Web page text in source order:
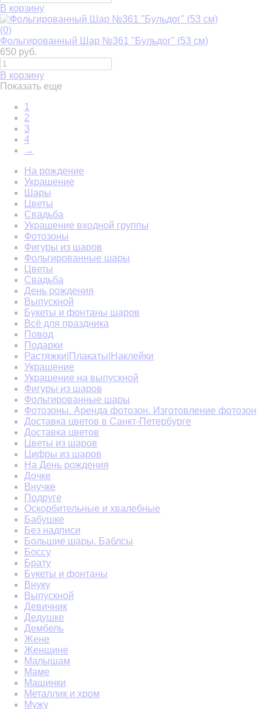
В корзину
(0)
Фольгированный Шар №361 "Бульдог" (53 см)
650 руб.
В корзину
Показать еще
1
2
3
4
→
На рождение
Украшение
Шары
Цветы
Свадьба
Украшение входной группы
Фотозоны
Фигуры из шаров
Фольгированные шары
Цветы
Свадьба
День рождения
Выпускной
Букеты и фонтаны шаров
Всё для праздника
Повод
Подарки
Растяжки|Плакаты|Наклейки
Украшение
Украшение на выпускной
Фигуры из шаров
Фольгированные шары
Фотозоны. Аренда фотозон. Изготовление фотозон
Доставка цветов в Санкт-Петербурге
Доставка цветов
Цветы из шаров
Цифры из шаров
На День рождения
Дочке
Внучке
Подруге
Оскорбительные и хвалебные
Бабушке
Без надписи
Большие шары. Баблсы
Боссу
Брату
Букеты и фонтаны
Внуку
Выпускной
Девичник
Дедушке
Дембель
Жене
Женщине
Малышам
Маме
Машинки
Металлик и хром
Мужу